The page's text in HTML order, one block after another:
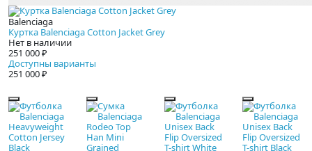
Balenciaga
Куртка Balenciaga Cotton Jacket Grey
Нет в наличии
251 000 ₽
Доступны варианты
251 000 ₽